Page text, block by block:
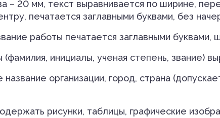
– 20 мм, текст выравнивается по ширине,
печатается заглавными буквами, без
работы печатается заглавными
(фамилия, инициалы, ученая степень, звание)
название организации, город, страна
рисунки, таблицы, графические